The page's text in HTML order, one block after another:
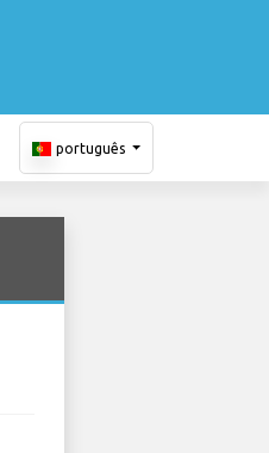
português